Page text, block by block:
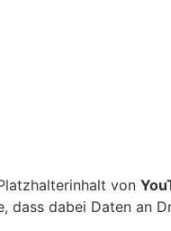
von
dass dabei Daten an